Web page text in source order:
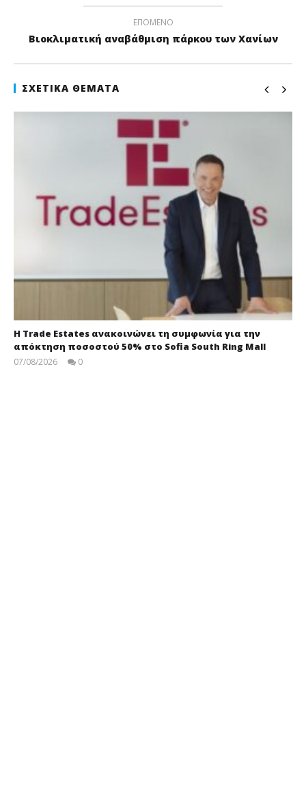
ΕΠΌΜΕΝΟ
Βιοκλιματική αναβάθμιση πάρκου των Χανίων
ΣΧΕΤΙΚΆ ΘΈΜΑΤΑ
Η Trade Estates ανακοινώνει τη συμφωνία για την
απόκτηση ποσοστού 50% στο Sofia South Ring Mall
07/08/2026 0